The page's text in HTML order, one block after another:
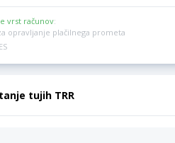
vrst računov:
opravljanje plačilnega prometa
tujih TRR